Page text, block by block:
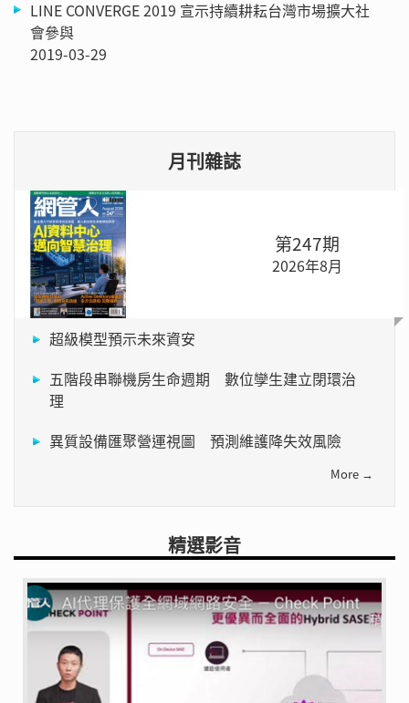
LINE CONVERGE 2019 宣示持續耕耘台灣市場擴大社
會參與
2019-03-29
月刊雜誌
第247期
2026年8月
超級模型預示未來資安
五階段串聯機房生命週期 數位孿生建立閉環治
理
異質設備匯聚營運視圖 預測維護降失效風險
More →
精選影音